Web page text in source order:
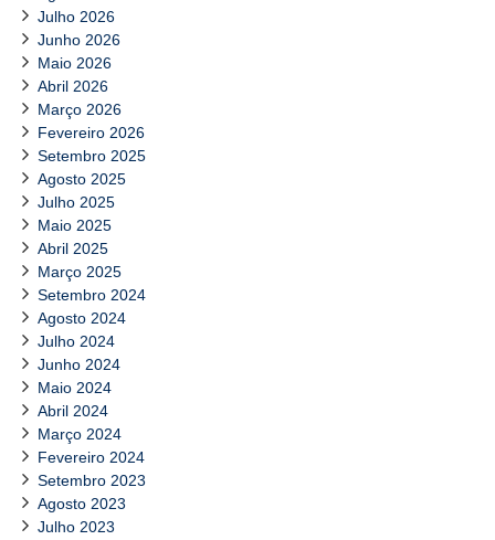
Julho 2026
Junho 2026
Maio 2026
Abril 2026
Março 2026
Fevereiro 2026
Setembro 2025
Agosto 2025
Julho 2025
Maio 2025
Abril 2025
Março 2025
Setembro 2024
Agosto 2024
Julho 2024
Junho 2024
Maio 2024
Abril 2024
Março 2024
Fevereiro 2024
Setembro 2023
Agosto 2023
Julho 2023